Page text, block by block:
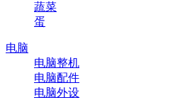
蔬菜
蛋
电脑
电脑整机
电脑配件
电脑外设